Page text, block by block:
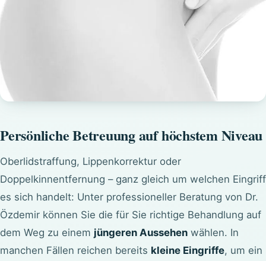
Persönliche Betreuung auf höchstem Niveau
Oberlidstraffung, Lippenkorrektur oder
Doppelkinnentfernung – ganz gleich um welchen Eingriff
es sich handelt: Unter professioneller Beratung von Dr.
Özdemir können Sie die für Sie richtige Behandlung auf
dem Weg zu einem jüngeren Aussehen wählen. In
manchen Fällen reichen bereits kleine Eingriffe, um ein